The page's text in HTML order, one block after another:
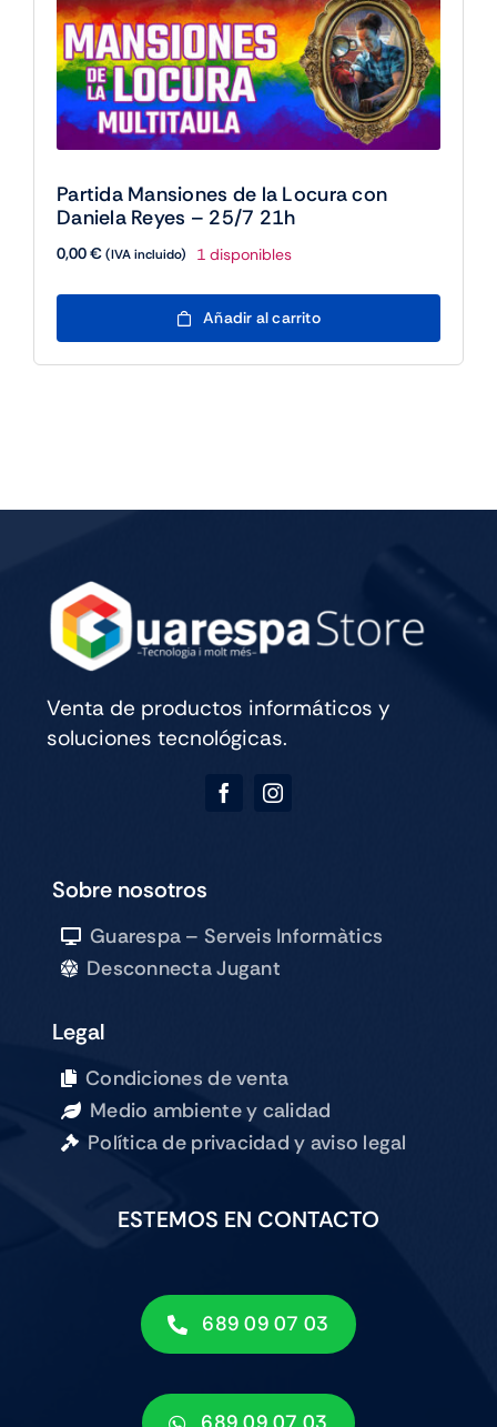
de
producto
Partida Mansiones de la Locura con
Daniela Reyes – 25/7 21h
0,00€(IVA incluido) 1 disponibles
Partida
Mansiones
Reyes
cantidad
Añadir al carrito
Venta de productos informáticos y
soluciones tecnológicas.
Sobre nosotros
Guarespa – Serveis Informàtics
Desconnecta Jugant
Legal
Condiciones de venta
Medio ambiente y calidad
Política de privacidad y aviso legal
ESTEMOS EN CONTACTO
689 09 07 03